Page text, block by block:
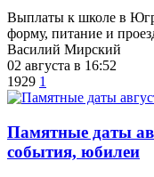
Выплаты к школе в
форму, питание и
Василий Мирский
02 августа в 16:52
1929 1
​Памятные даты
события, юбилеи